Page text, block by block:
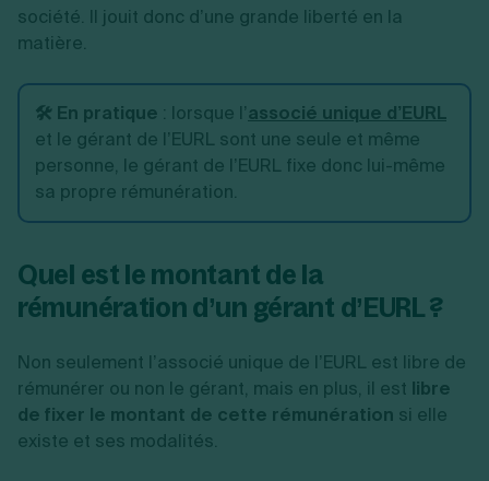
société. Il jouit donc d’une grande liberté en la
matière.
🛠️ En pratique : lorsque l’associé unique d’EURL
et le gérant de l’EURL sont une seule et même
personne, le gérant de l’EURL fixe donc lui-même
sa propre rémunération.
Quel est le montant de la
rémunération d’un gérant d’EURL ?
Non seulement l’associé unique de l’EURL est libre de
rémunérer ou non le gérant, mais en plus, il est libre
de fixer le montant de cette rémunération si elle
existe et ses modalités.